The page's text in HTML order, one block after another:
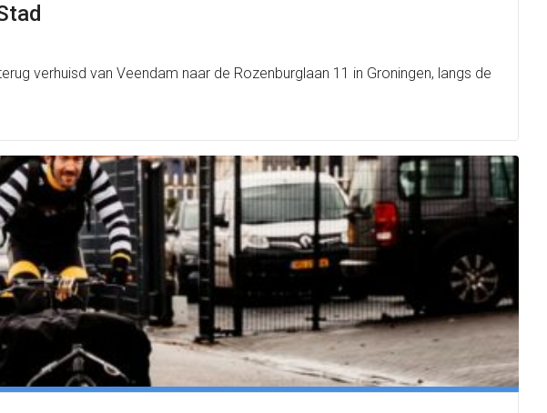
verhuisd van Veendam naar de Rozenburglaan 11 in Groningen, langs de